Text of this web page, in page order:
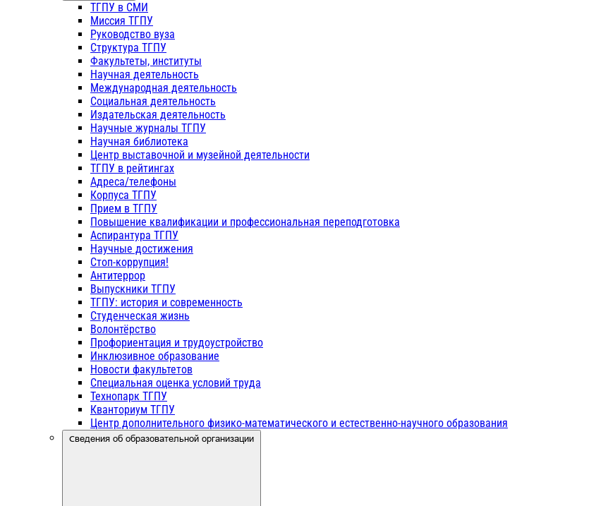
ТГПУ в СМИ
Миссия ТГПУ
Руководство вуза
Структура ТГПУ
Факультеты, институты
Научная деятельность
Международная деятельность
Социальная деятельность
Издательская деятельность
Научные журналы ТГПУ
Научная библиотека
Центр выставочной и музейной деятельности
ТГПУ в рейтингах
Адреса/телефоны
Корпуса ТГПУ
Прием в ТГПУ
Повышение квалификации и профессиональная переподготовка
Аспирантура ТГПУ
Научные достижения
Стоп-коррупция!
Антитеррор
Выпускники ТГПУ
ТГПУ: история и современность
Студенческая жизнь
Волонтёрство
Профориентация и трудоустройство
Инклюзивное образование
Новости факультетов
Специальная оценка условий труда
Технопарк ТГПУ
Кванториум ТГПУ
Центр дополнительного физико-математического и естественно-научного образования
Сведения об образовательной организации